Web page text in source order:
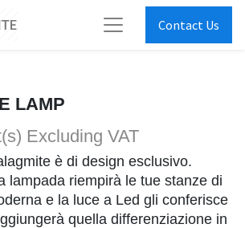
Contact Us
LAMP
Excluding VAT
è di design esclusivo.
lampada riempirà le tue stanze di
e la luce a Led gli conferisce
quella differenziazione in